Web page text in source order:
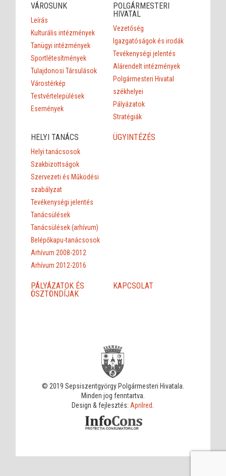
VÁROSUNK
Leírás
Kulturális intézmények
Tanügyi intézmények
Sportlétesítmények
Tulajdonosi Társulások
Várostérkép
Testvértelepülések
Események
POLGÁRMESTERI
HIVATAL
Vezetőség
Igazgatóságok és irodák
Tevékenységi jelentés
Alárendelt intézmények
Polgármesteri Hivatal
székhelyei
Pályázatok
Stratégiák
HELYI TANÁCS
Helyi tanácsosok
Szakbizottságok
Szervezeti és Működési
szabályzat
Tevékenységi jelentés
Tanácsülések
Tanácsülések (arhívum)
Belépőkapu-tanácsosok
Arhívum 2008-2012
Arhívum 2012-2016
ÜGYINTÉZÉS
PÁLYÁZATOK ÉS
ÖSZTÖNDÍJAK
KAPCSOLAT
© 2019 Sepsiszentgyörgy Polgármesteri Hivatala.
Minden jog fenntartva.
Design & fejlesztés: Aprilred